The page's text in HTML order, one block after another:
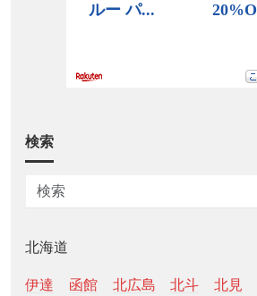
検索
北海道
伊達 函館 北広島 北斗 北見